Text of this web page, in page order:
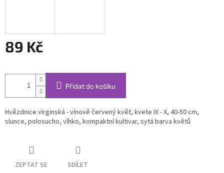
89 Kč
cena:
Přidat do košíku
Hvězdnice virginská - vínově červený květ, kvete IX - X, 40-50 cm,
slunce, polosucho, vlhko, kompaktní kultivar, sytá barva květů
ZEPTAT SE SDÍLET